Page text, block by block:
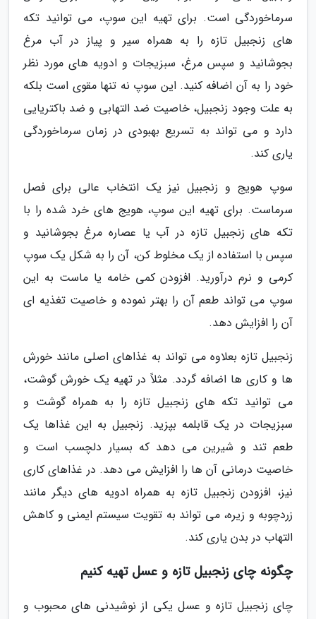
سرماخوردگی است. برای تهیه این سوپ، می توانید تکه
های زنجبیل تازه را به همراه سیر و پیاز در آب مرغ
بجوشانید و سپس مرغ، سبزیجات و ادویه های مورد نظر
خود را به آن اضافه کنید. این سوپ نه تنها مقوی است بلکه
به علت وجود زنجبیل، خاصیت ضد التهابی و ضد باکتریایی
دارد و می تواند به تسریع بهبودی در زمان سرماخوردگی
یاری کند.
سوپ هویج و زنجبیل نیز یک انتخاب عالی برای فصل
سرماست. برای تهیه این سوپ، هویج های خرد شده را با
تکه های زنجبیل تازه در آب یا عصاره مرغ بجوشانید و
سپس با استفاده از یک مخلوط کن، آن را به شکل یک سوپ
کرمی و نرم درآورید. افزودن کمی خامه یا ماست به این
سوپ می تواند طعم آن را بهتر نموده و خاصیت تغذیه ای
آن را افزایش دهد.
زنجبیل تازه بعلاوه می تواند به غذاهای اصلی مانند خورش
ها و کاری ها اضافه گردد. مثلاً در تهیه یک خورش گوشت،
می توانید تکه های زنجبیل تازه را به همراه گوشت و
سبزیجات در یک قابلمه بپزید. زنجبیل به این غذاها یک
طعم تند و شیرین می دهد که بسیار دلچسب است و
خاصیت درمانی آن ها را افزایش می دهد. در غذاهای کاری
نیز، افزودن زنجبیل تازه به همراه ادویه های دیگر مانند
زردچوبه و زیره، می تواند به تقویت سیستم ایمنی و کاهش
التهاب در بدن یاری کند.
چگونه چای زنجبیل تازه و عسل تهیه کنیم
چای زنجبیل تازه و عسل یکی از نوشیدنی های محبوب و